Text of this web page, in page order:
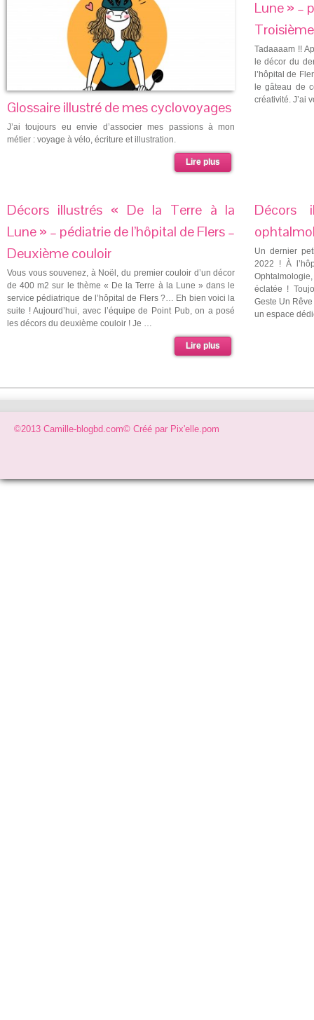
Glossaire illustré de mes cyclovoyages
J’ai toujours eu envie d’associer mes passions à mon
métier : voyage à vélo, écriture et illustration.
Lire plus
Lune » –
Tadaaaam !!
le décor du
l’hôpital de
le gâteau de
créativité. J’ai
Décors illustrés « De la Terre à la
Lune » – pédiatrie de l’hôpital de Flers –
Deuxième couloir
Vous vous souvenez, à Noël, du premier couloir d’un décor
de 400 m2 sur le thème « De la Terre à la Lune » dans le
service pédiatrique de l’hôpital de Flers ?… Eh bien voici la
suite ! Aujourd’hui, avec l’équipe de Point Pub, on a posé
les décors du deuxième couloir ! Je …
Lire plus
Décors
Un dernier
2022 ! À
éclatée !
Geste Un
un espace
©2013 Camille-blogbd.com© Créé par Pix'elle.pom